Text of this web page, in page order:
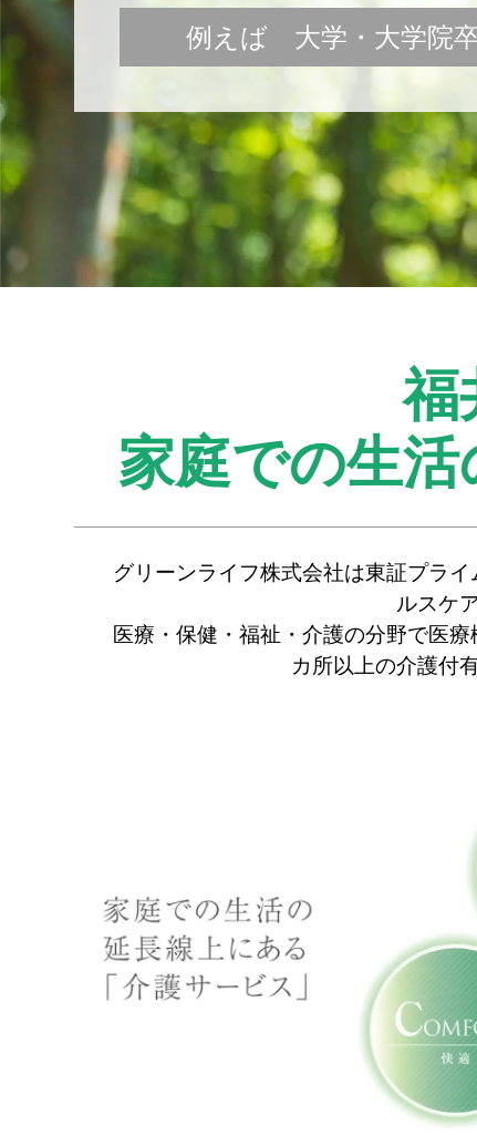
例えば 大学・大学院
福
家庭での生
グリーンライフ株式会社は東証プラ
ルスケ
医療・保健・福祉・介護の分野で医
カ所以上の介護付